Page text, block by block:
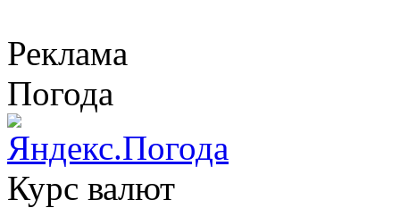
Реклама
Погода
Курс валют